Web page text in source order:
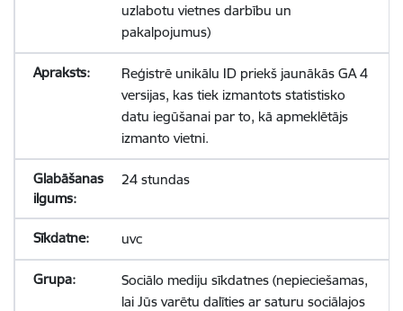
uzlabotu vietnes darbību un
pakalpojumus)
Reģistrē unikālu ID priekš jaunākās GA 4
versijas, kas tiek izmantots statistisko
datu iegūšanai par to, kā apmeklētājs
izmanto vietni.
24 stundas
uvc
Sociālo mediju sīkdatnes (nepieciešamas,
lai Jūs varētu dalīties ar saturu sociālajos